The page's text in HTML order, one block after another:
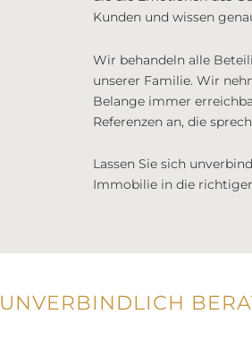
Kunden und wissen
Wir behandeln alle
unserer Familie. Wir
Belange immer
Referenzen an, die
Lassen Sie sich
Immobilie in die
UNVERBINDLICH